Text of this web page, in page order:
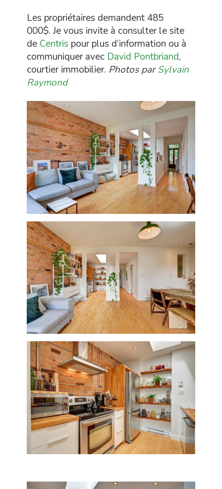
Les propriétaires demandent 485
000$. Je vous invite à consulter le site
de Centris pour plus d’information ou à
communiquer avec David Pontbriand,
courtier immobilier. Photos par Sylvain
Raymond